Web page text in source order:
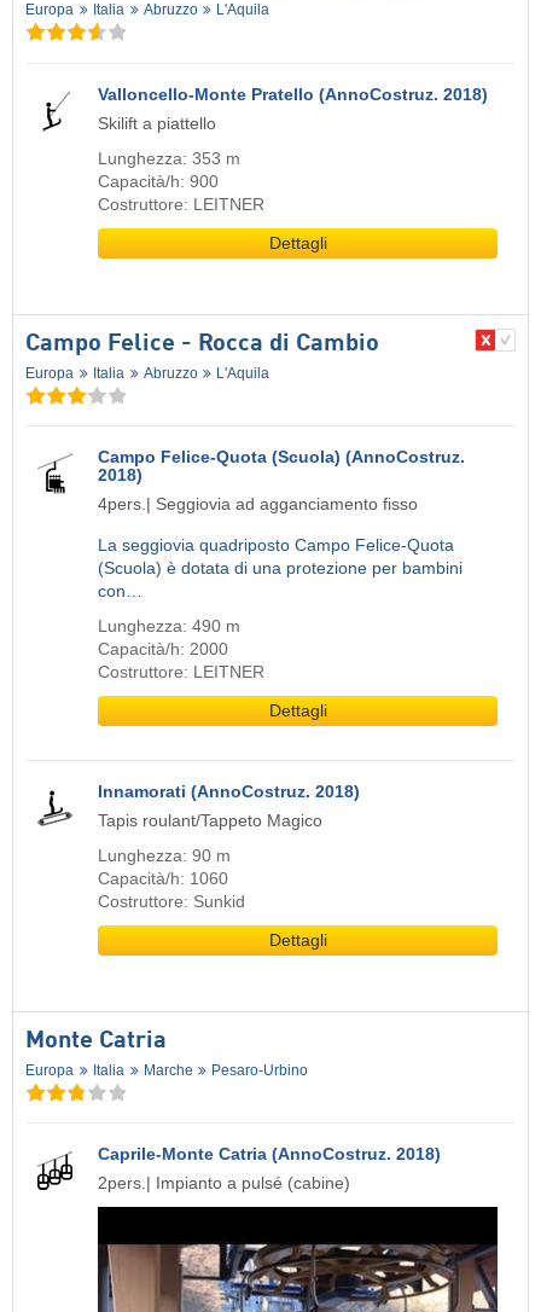
Europa Italia Abruzzo L'Aquila
Valloncello-Monte Pratello (AnnoCostruz. 2018)
Skilift a piattello
Lunghezza: 353 m
Capacità/h: 900
Costruttore: LEITNER
Dettagli
Campo Felice - Rocca di Cambio
Europa Italia Abruzzo L'Aquila
Campo Felice-Quota (Scuola) (AnnoCostruz.
2018)
4pers.| Seggiovia ad agganciamento fisso
La seggiovia quadriposto Campo Felice-Quota
(Scuola) è dotata di una protezione per bambini
con…
Lunghezza: 490 m
Capacità/h: 2000
Costruttore: LEITNER
Dettagli
Innamorati (AnnoCostruz. 2018)
Tapis roulant/Tappeto Magico
Lunghezza: 90 m
Capacità/h: 1060
Costruttore: Sunkid
Dettagli
Monte Catria
Europa Italia Marche Pesaro-Urbino
Caprile-Monte Catria (AnnoCostruz. 2018)
2pers.| Impianto a pulsé (cabine)